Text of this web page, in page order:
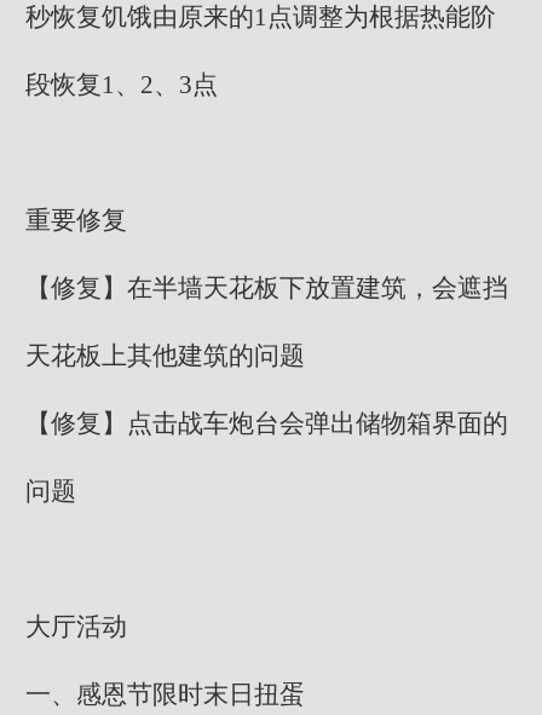
秒恢复饥饿由原来的1点调整为根据热能阶
段恢复1、2、3点
重要修复
【修复】在半墙天花板下放置建筑，会遮挡
天花板上其他建筑的问题
【修复】点击战车炮台会弹出储物箱界面的
问题
大厅活动
一、感恩节限时末日扭蛋